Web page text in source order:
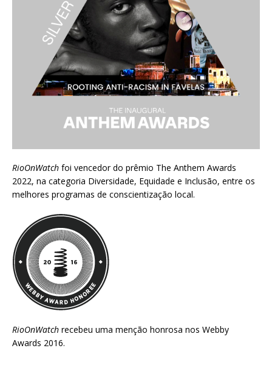
RioOnWatch foi vencedor do prêmio The Anthem Awards
2022, na categoria Diversidade, Equidade e Inclusão, entre os
melhores programas de conscientização local.
RioOnWatch recebeu uma menção honrosa nos Webby
Awards 2016.